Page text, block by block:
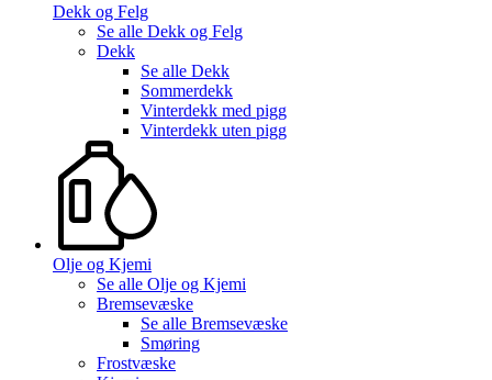
Dekk og Felg
Se alle Dekk og Felg
Dekk
Se alle Dekk
Sommerdekk
Vinterdekk med pigg
Vinterdekk uten pigg
Olje og Kjemi
Se alle Olje og Kjemi
Bremsevæske
Se alle Bremsevæske
Smøring
Frostvæske